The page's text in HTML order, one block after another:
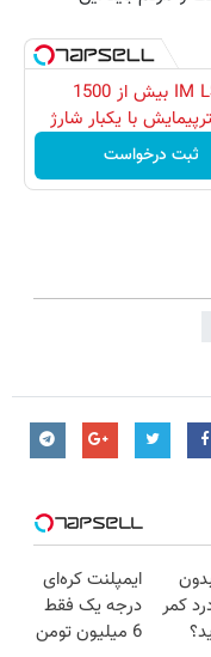
IM LS9 بیش از 1500
با یکبار شارژ
ثبت درخواست
کمر
ایمپلنت کره‌ای
درجه یک فقط
6 میلیون تومن